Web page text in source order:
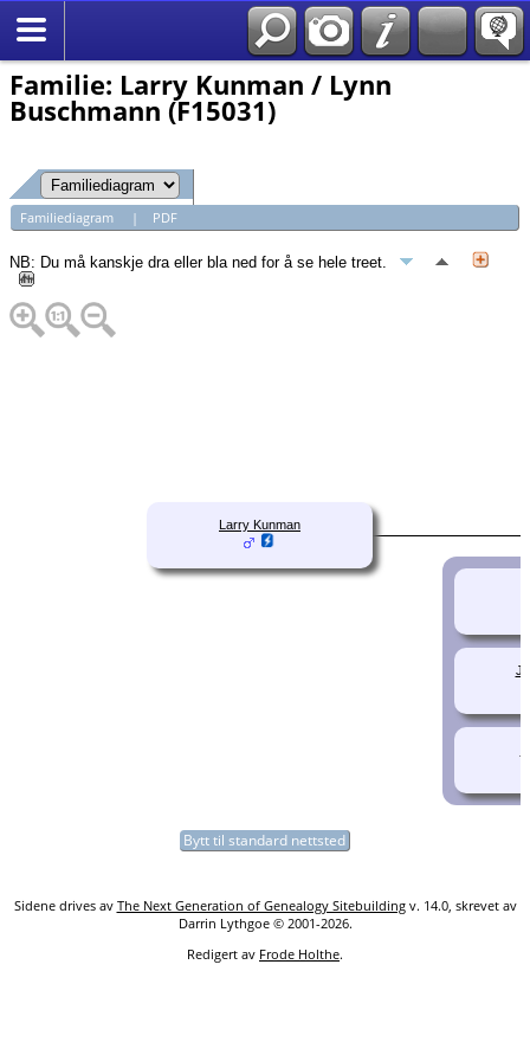
Familie: Larry Kunman / Lynn
Buschmann (F15031)
Familiediagram | PDF
NB: Du må kanskje dra eller bla ned for å se hele treet.
Larry Kunman
Bytt til standard nettsted
Sidene drives av The Next Generation of Genealogy Sitebuildingv. 14.0, skrevet av
Darrin Lythgoe © 2001-2026.
Redigert av Frode Holthe.